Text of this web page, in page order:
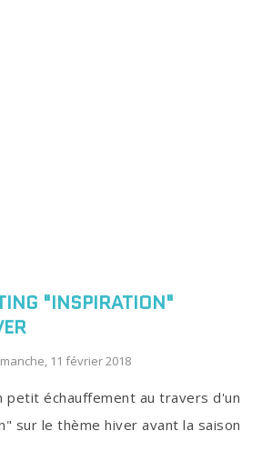
"INSPIRATION"
11 février 2018
petit échauffement au travers d'un
sur le thème hiver avant la saison